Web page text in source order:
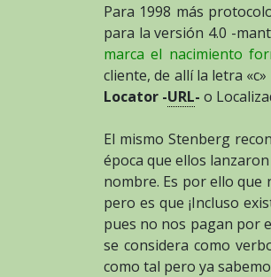
Para 1998 más
para la versión 4.0 -
marca el nacimiento
cliente, de allí la letra
Locator -URL- o
El mismo Stenberg
época que ellos
nombre. Es por ello que
pero es que ¡Incluso
pues no nos pagan por
se considera como
como tal pero ya